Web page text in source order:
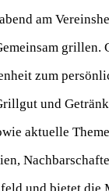
am
grillen.
zum
und
aktuelle